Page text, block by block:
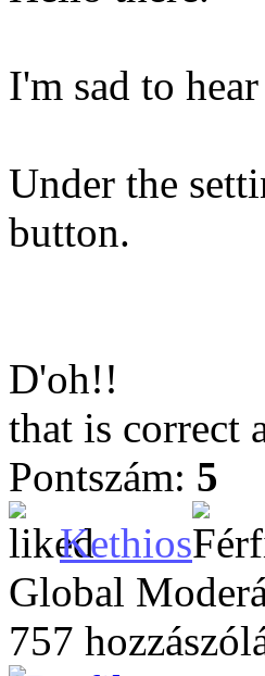
I'm sad to
Under the
button.
D'oh!!
that is correct
Pontszám: 5
Kethios
Global
757